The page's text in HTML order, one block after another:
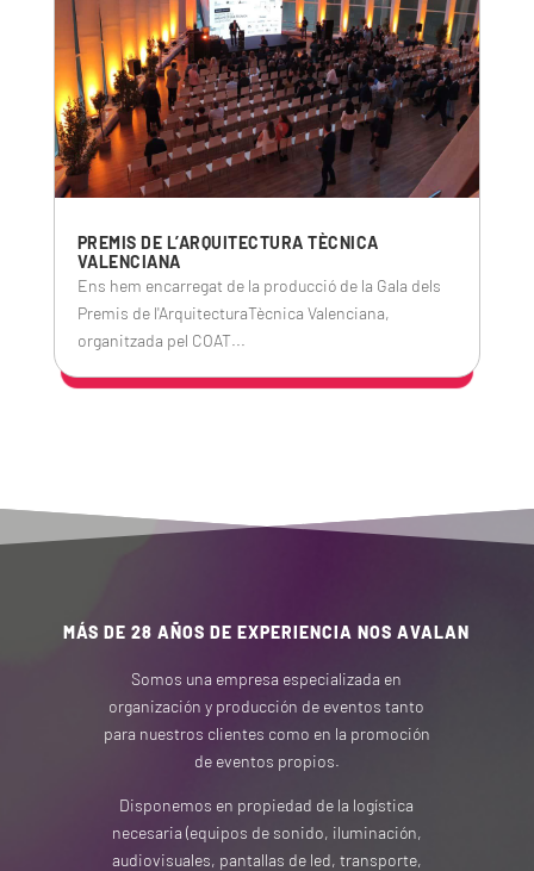
PREMIS DE L’ARQUITECTURA TÈCNICA
VALENCIANA
Ens hem encarregat de la producció de la Gala dels
Premis de l'ArquitecturaTècnica Valenciana,
organitzada pel COAT...
MÁS DE 28 AÑOS DE EXPERIENCIA NOS AVALAN
Somos una empresa especializada en
organización y producción de eventos tanto
para nuestros clientes como en la promoción
de eventos propios.
Disponemos en propiedad de la logística
necesaria (equipos de sonido, iluminación,
audiovisuales, pantallas de led, transporte,